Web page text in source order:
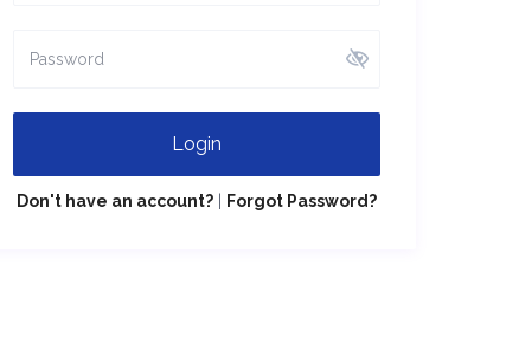
Login
Don't have an account? Forgot Password?